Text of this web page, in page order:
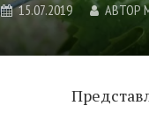
15.07.2019 АВТОР